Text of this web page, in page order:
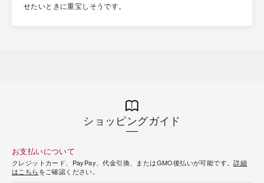
せたいときに重宝しそうです。
ショッピングガイド
お支払いについて
クレジットカード、PayPay、代金引換、またはGMO後払いが可能です。詳細
はこちらをご確認ください。